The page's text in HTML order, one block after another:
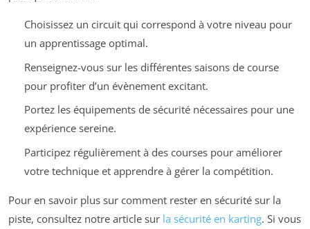
Choisissez un circuit qui correspond à votre niveau pour
un apprentissage optimal.
Renseignez-vous sur les différentes saisons de course
pour profiter d’un évènement excitant.
Portez les équipements de sécurité nécessaires pour une
expérience sereine.
Participez régulièrement à des courses pour améliorer
votre technique et apprendre à gérer la compétition.
Pour en savoir plus sur comment rester en sécurité sur la
piste, consultez notre article sur la sécurité en karting. Si vous